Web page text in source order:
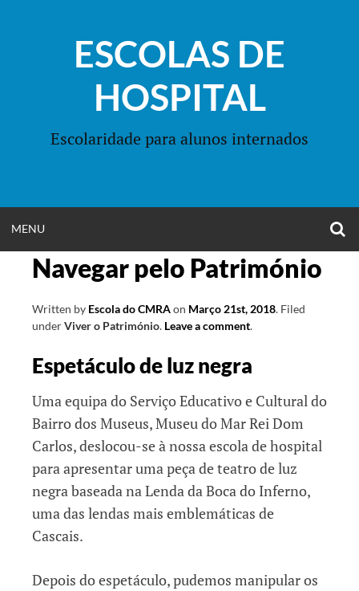
ESCOLAS DE
HOSPITAL
Escolaridade para alunos internados
MENU
MENU
Navegar pelo Património
Written by Escola do CMRAon Março 21st, 2018. Filed
underViver o Património. Leave a comment.
Espetáculo de luz negra
Uma equipa do Serviço Educativo e Cultural do
Bairro dos Museus, Museu do Mar Rei Dom
Carlos, deslocou-se à nossa escola de hospital
para apresentar uma peça de teatro de luz
negra baseada na Lenda da Boca do Inferno,
uma das lendas mais emblemáticas de
Cascais.
Depois do espetáculo, pudemos manipular os